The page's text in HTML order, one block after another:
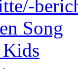
Song